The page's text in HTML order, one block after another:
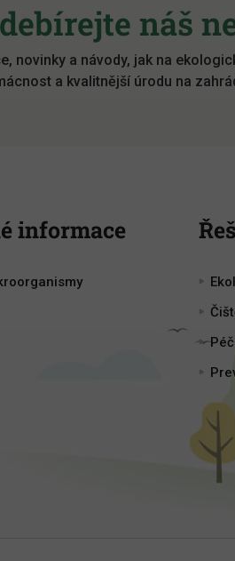
náš
novinky a návody, jak na
a kvalitnější úrodu na
informace